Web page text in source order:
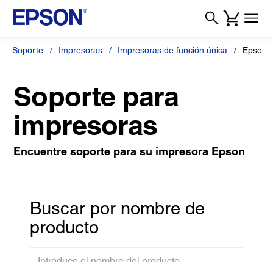
Soporte Impresoras Impresoras de función única Epson
Soporte para
impresoras
Encuentre soporte para su impresora Epson
Buscar por nombre de
producto